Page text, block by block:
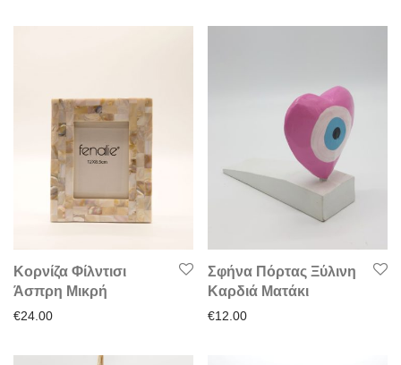
Κορνίζα Φίλντισι
Άσπρη Μικρή
€24.00
Σφήνα Πόρτας Ξύλινη
Καρδιά Ματάκι
€12.00